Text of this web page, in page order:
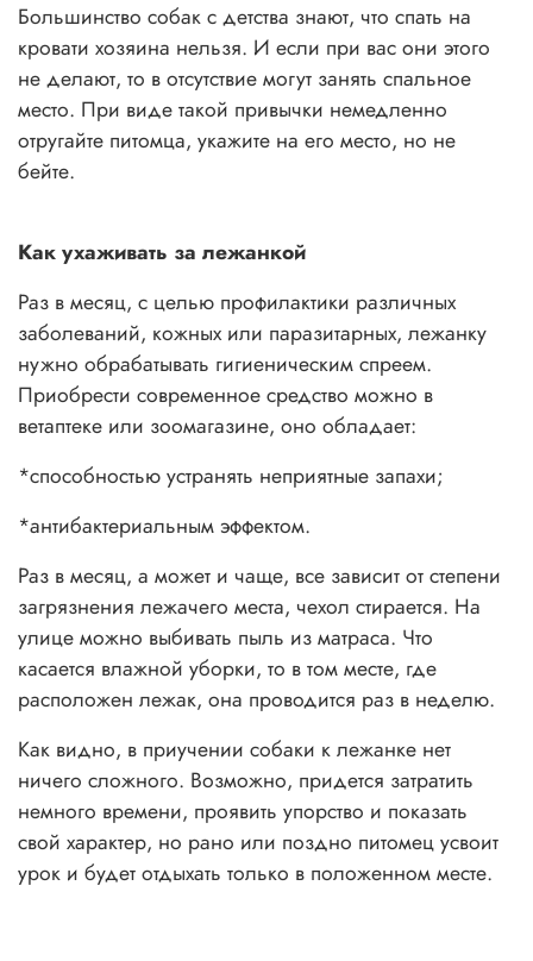
Большинство собак с детства знают, что спать на
кровати хозяина нельзя. И если при вас они этого
не делают, то в отсутствие могут занять спальное
место. При виде такой привычки немедленно
отругайте питомца, укажите на его место, но не
бейте.
Как ухаживать за лежанкой
Раз в месяц, с целью профилактики различных
заболеваний, кожных или паразитарных, лежанку
нужно обрабатывать гигиеническим спреем.
Приобрести современное средство можно в
ветаптеке или зоомагазине, оно обладает:
*способностью устранять неприятные запахи;
*антибактериальным эффектом.
Раз в месяц, а может и чаще, все зависит от степени
загрязнения лежачего места, чехол стирается. На
улице можно выбивать пыль из матраса. Что
касается влажной уборки, то в том месте, где
расположен лежак, она проводится раз в неделю.
Как видно, в приучении собаки к лежанке нет
ничего сложного. Возможно, придется затратить
немного времени, проявить упорство и показать
свой характер, но рано или поздно питомец усвоит
урок и будет отдыхать только в положенном месте.